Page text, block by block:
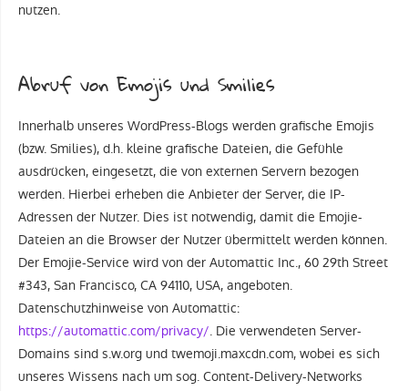
nutzen.
Abruf von Emojis und Smilies
Innerhalb unseres WordPress-Blogs werden grafische Emojis
(bzw. Smilies), d.h. kleine grafische Dateien, die Gefühle
ausdrücken, eingesetzt, die von externen Servern bezogen
werden. Hierbei erheben die Anbieter der Server, die IP-
Adressen der Nutzer. Dies ist notwendig, damit die Emojie-
Dateien an die Browser der Nutzer übermittelt werden können.
Der Emojie-Service wird von der Automattic Inc., 60 29th Street
#343, San Francisco, CA 94110, USA, angeboten.
Datenschutzhinweise von Automattic:
https://automattic.com/privacy/. Die verwendeten Server-
Domains sind s.w.org und twemoji.maxcdn.com, wobei es sich
unseres Wissens nach um sog. Content-Delivery-Networks